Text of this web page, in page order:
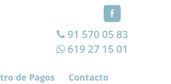
91 570 05 83
619 27 15 01
de Pagos Contacto